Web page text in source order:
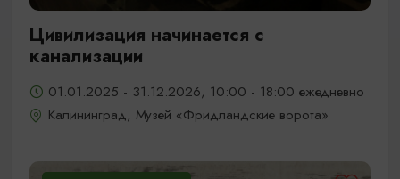
Цивилизация начинается с
канализации
01.01.2025 - 31.12.2026, 10:00 - 18:00 ежедневно
Калининград, Музей «Фридландские ворота»